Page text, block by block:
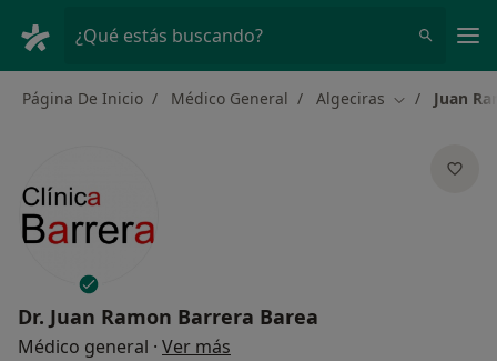
¿Qué estás buscando?
Página De Inicio Médico General Algeciras Cambiar de
Juan
Dr. Juan Ramon Barrera Barea
Médico general · Ver más